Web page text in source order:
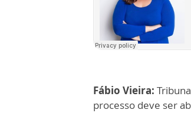
Fábio Vieira:
processo deve ser